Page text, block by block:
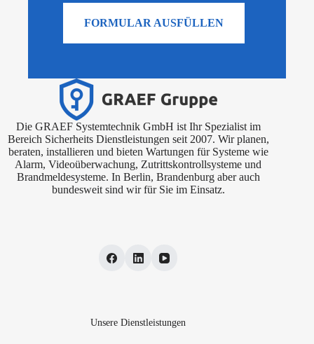
FORMULAR AUSFÜLLEN
Die GRAEF Systemtechnik GmbH ist Ihr Spezialist im
Bereich Sicherheits Dienstleistungen seit 2007. Wir planen,
beraten, installieren und bieten Wartungen für Systeme wie
Alarm, Videoüberwachung, Zutrittskontrollsysteme und
Brandmeldesysteme. In Berlin, Brandenburg aber auch
bundesweit sind wir für Sie im Einsatz.
Unsere Dienstleistungen